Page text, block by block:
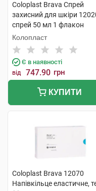
Coloplast Brava Спрей
захисний для шкіри
спрей 50 мл 1 флакон
Колопласт
Є в наявності
від 747.90 грн
КУПИТИ
Coloplast Brava 12070
Напівкільце еластичне,